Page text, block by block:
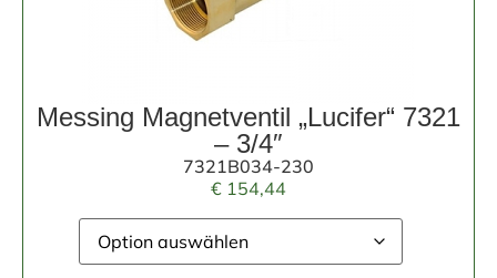
Messing Magnetventil „Lucifer“ 7321
– 3/4″
7321B034-230
€ 154,44